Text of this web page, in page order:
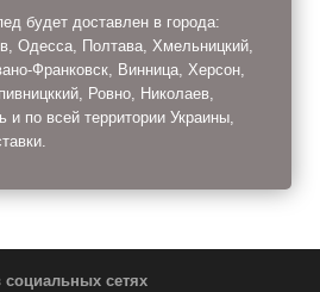
будет доставлен в города:
Одесса, Полтава, Хмельницкий,
Франковск, Винница, Херсон,
Ровно, Николаев,
и по всей территории Украины,
сетях